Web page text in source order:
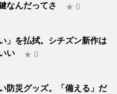
なんだってさ
★ 0
」を払拭。シチズン新作は
い
★ 0
防災グッズ。「備える」だ